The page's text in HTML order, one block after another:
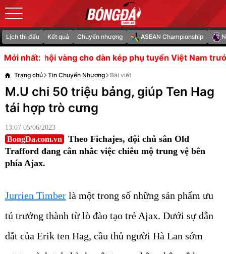
Lịch thi đấu Kết quả Chuyển nhượng ASEAN Championship
Mới nhất:
cho dàn kép phụ tuyển Việt Nam trước Campuchia
Trang chủ Tin Chuyển Nhượng Bài viết
M.U chi 50 triệu bảng, giúp Ten Hag
tái hợp trò cưng
13:07 05/06/2023
BongDa.com.vn
Theo Fichajes, đội chủ sân Old
Trafford đang cân nhắc việc chiêu mộ trung vệ bên
phía Ajax.
Jurrien Timber là một trong số những sản phẩm ưu
tú trưởng thành từ lò đào tạo trẻ Ajax. Dưới sự dẫn
dắt của Erik ten Hag, cầu thủ người Hà Lan sớm